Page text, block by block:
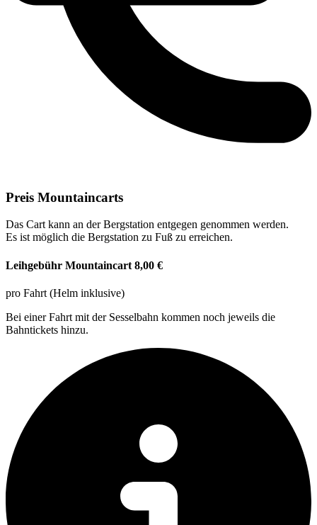
Preis Mountaincarts
Das Cart kann an der Bergstation entgegen genommen werden.
Es ist möglich die Bergstation zu Fuß zu erreichen.
Leihgebühr Mountaincart 8,00 €
pro Fahrt (Helm inklusive)
Bei einer Fahrt mit der Sesselbahn kommen noch jeweils die
Bahntickets hinzu.